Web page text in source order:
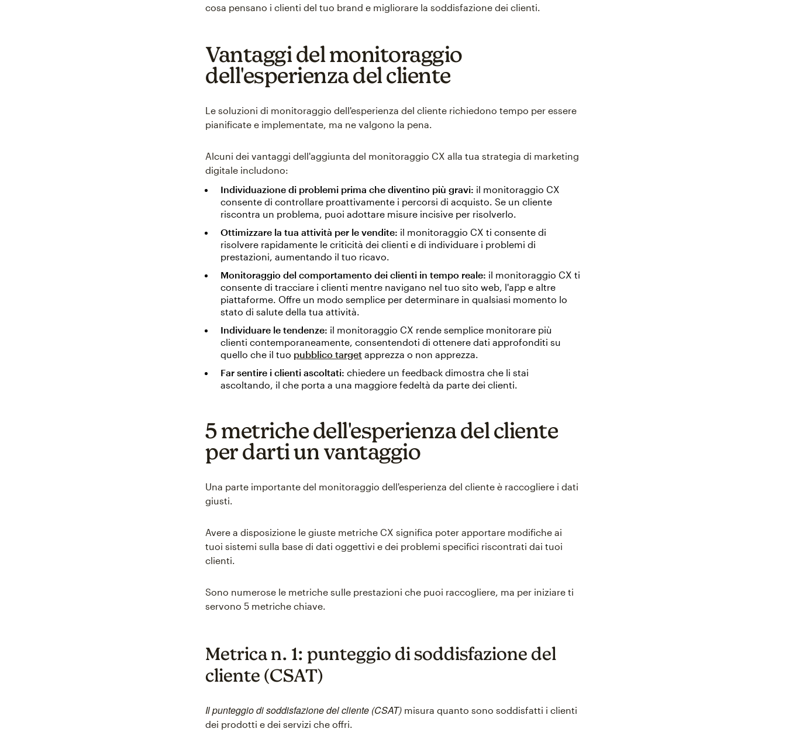
cosa pensano i clienti del tuo brand e migliorare la soddisfazione dei clienti.
Vantaggi del monitoraggio
dell'esperienza del cliente
Le soluzioni di monitoraggio dell'esperienza del cliente richiedono tempo per essere
pianificate e implementate, ma ne valgono la pena.
Alcuni dei vantaggi dell'aggiunta del monitoraggio CX alla tua strategia di marketing
digitale includono:
Individuazione di problemi prima che diventino più gravi: il monitoraggio CX
consente di controllare proattivamente i percorsi di acquisto. Se un cliente
riscontra un problema, puoi adottare misure incisive per risolverlo.
Ottimizzare la tua attività per le vendite: il monitoraggio CX ti consente di
risolvere rapidamente le criticità dei clienti e di individuare i problemi di
prestazioni, aumentando il tuo ricavo.
Monitoraggio del comportamento dei clienti in tempo reale: il monitoraggio CX ti
consente di tracciare i clienti mentre navigano nel tuo sito web, l'app e altre
piattaforme. Offre un modo semplice per determinare in qualsiasi momento lo
stato di salute della tua attività.
Individuare le tendenze: il monitoraggio CX rende semplice monitorare più
clienti contemporaneamente, consentendoti di ottenere dati approfonditi su
quello che il tuo pubblico target apprezza o non apprezza.
Far sentire i clienti ascoltati: chiedere un feedback dimostra che li stai
ascoltando, il che porta a una maggiore fedeltà da parte dei clienti.
5 metriche dell'esperienza del cliente
per darti un vantaggio
Una parte importante del monitoraggio dell'esperienza del cliente è raccogliere i dati
giusti.
Avere a disposizione le giuste metriche CX significa poter apportare modifiche ai
tuoi sistemi sulla base di dati oggettivi e dei problemi specifici riscontrati dai tuoi
clienti.
Sono numerose le metriche sulle prestazioni che puoi raccogliere, ma per iniziare ti
servono 5 metriche chiave.
Metrica n. 1: punteggio di soddisfazione del
cliente (CSAT)
Il punteggio di soddisfazione del cliente (CSAT) misura quanto sono soddisfatti i clienti
dei prodotti e dei servizi che offri.